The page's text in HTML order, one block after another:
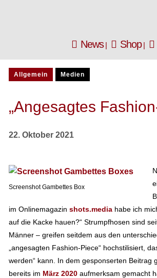
News Shop
Allgemein Medien
„Angesagtes
22. Oktober 2021
Screenshot Gambettes Box
im Onlinemagazin shots.media habe ich
auf die Kacke hauen?“ Strumpfhosen sind
Männer – greifen seitdem aus den
„angesagten Fashion-Piece“ hochstilisiert,
werden“ kann. In dem gesponserten
bereits im März 2020 aufmerksam gemacht